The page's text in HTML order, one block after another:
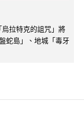
烏拉特克的詛咒」將
蛇島」、地城「毒牙